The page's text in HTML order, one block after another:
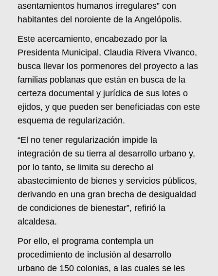
asentamientos humanos irregulares” con
habitantes del noroiente de la Angelópolis.
Este acercamiento, encabezado por la
Presidenta Municipal, Claudia Rivera Vivanco,
busca llevar los pormenores del proyecto a las
familias poblanas que están en busca de la
certeza documental y jurídica de sus lotes o
ejidos, y que pueden ser beneficiadas con este
esquema de regularización.
“El no tener regularización impide la
integración de su tierra al desarrollo urbano y,
por lo tanto, se limita su derecho al
abastecimiento de bienes y servicios públicos,
derivando en una gran brecha de desigualdad
de condiciones de bienestar”, refirió la
alcaldesa.
Por ello, el programa contempla un
procedimiento de inclusión al desarrollo
urbano de 150 colonias, a las cuales se les